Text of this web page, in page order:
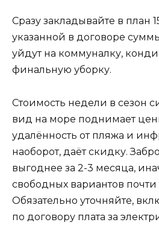
Сразу закладывайте в план
указанной в договоре
уйдут на коммуналку,
финальную уборку.
Стоимость недели в сезон
вид на море поднимает
удалённость от пляжа и
наоборот, даёт скидку.
выгоднее за 2-3 месяца,
свободных вариантов почти
Обязательно уточняйте,
по договору плата за